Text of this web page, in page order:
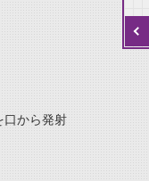
口から発射